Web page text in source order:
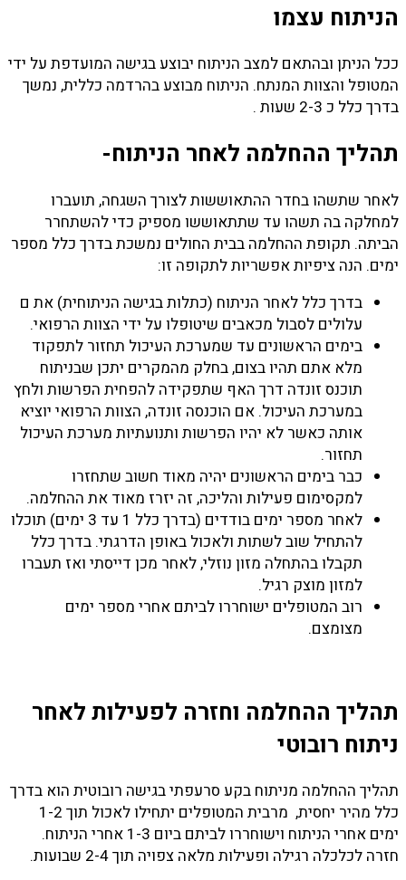
הניתוח עצמו
ככל הניתן ובהתאם למצב הניתוח יבוצע בגישה המועדפת על ידי
המטופל והצוות המנתח. הניתוח מבוצע בהרדמה כללית, נמשך
בדרך כלל כ 2-3 שעות .
תהליך ההחלמה לאחר הניתוח-
לאחר שתשהו בחדר ההתאוששות לצורך השגחה, תועברו
למחלקה בה תשהו עד שתתאוששו מספיק כדי להשתחרר
הביתה. תקופת ההחלמה בבית החולים נמשכת בדרך כלל מספר
ימים. הנה ציפיות אפשריות לתקופה זו:
בדרך כלל לאחר הניתוח (כתלות בגישה הניתוחית) את ם
עלולים לסבול מכאבים שיטופלו על ידי הצוות הרפואי.
בימים הראשונים עד שמערכת העיכול תחזור לתפקוד
מלא אתם תהיו בצום, בחלק מהמקרים יתכן שבניתוח
תוכנס זונדה דרך האף שתפקידה להפחית הפרשות ולחץ
במערכת העיכול. אם הוכנסה זונדה, הצוות הרפואי יוציא
אותה כאשר לא יהיו הפרשות ותנועתיות מערכת העיכול
תחזור.
כבר בימים הראשונים יהיה מאוד חשוב שתחזרו
למקסימום פעילות והליכה, זה יזרז מאוד את ההחלמה.
לאחר מספר ימים בודדים (בדרך כלל 1 עד 3 ימים) תוכלו
להתחיל שוב לשתות ולאכול באופן הדרגתי. בדרך כלל
תקבלו בהתחלה מזון נוזלי, לאחר מכן דייסתי ואז תעברו
למזון מוצק רגיל.
רוב המטופלים ישוחררו לביתם אחרי מספר ימים
מצומצם.
תהליך ההחלמה וחזרה לפעילות לאחר
ניתוח רובוטי
תהליך ההחלמה מניתוח בקע סרעפתי בגישה רובוטית הוא בדרך
כלל מהיר יחסית, מרבית המטופלים יתחילו לאכול תוך 1-2
ימים אחרי הניתוח וישוחררו לביתם ביום 1-3 אחרי הניתוח.
חזרה לכלכלה רגילה ופעילות מלאה צפויה תוך 2-4 שבועות.